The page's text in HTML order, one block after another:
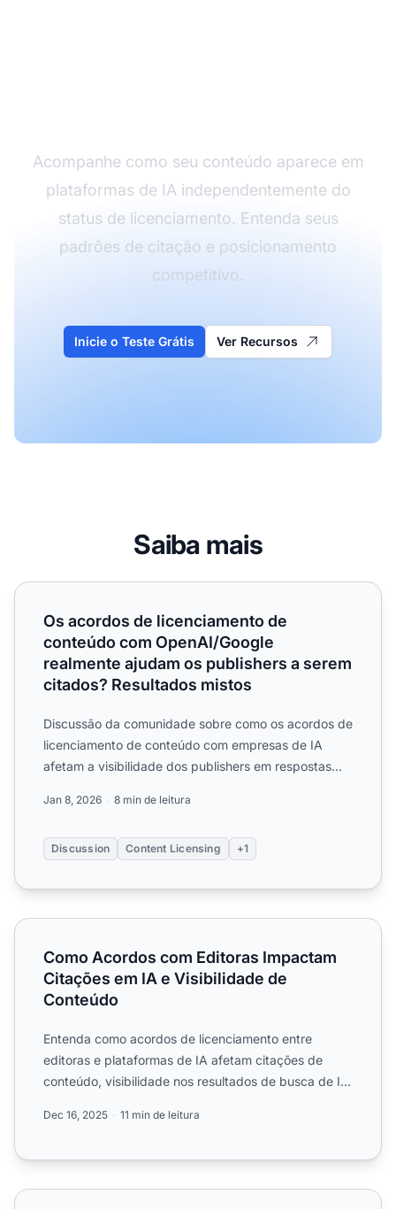
Acompanhe como seu conteúdo aparece em
plataformas de IA independentemente do
status de licenciamento. Entenda seus
padrões de citação e posicionamento
competitivo.
Inicie o Teste Grátis Ver Recursos
Saiba mais
Os acordos de licenciamento de conteúdo com OpenAI/
Os acordos de licenciamento de
conteúdo com OpenAI/Google
realmente ajudam os publishers a serem
citados? Resultados mistos
Discussão da comunidade sobre como os acordos de
licenciamento de conteúdo com empresas de IA
afetam a visibilidade dos publishers em respostas
Jan 8, 2026 8 min de leitura
Discussion Content Licensing +1
Como Acordos com Editoras Impactam Citações em IA
Como Acordos com Editoras Impactam
Citações em IA e Visibilidade de
Conteúdo
Entenda como acordos de licenciamento entre
editoras e plataformas de IA afetam citações de
conteúdo, visibilidade nos resultados de busca de IA,
Dec 16, 2025 11 min de leitura
Alguem realmente ganhou dinheiro licenciando